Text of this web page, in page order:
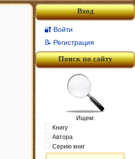
Вход
🔐 Войти
📝 Регистрация
Поиск по сайту
Ищем:
Книгу
Автора
Серию книг